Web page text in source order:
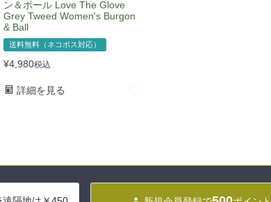
ン＆ボール Love The Glove
Grey Tweed Women's Burgon
& Ball
送料無料（ネコポス対応）
¥4,980税込
詳細を見る